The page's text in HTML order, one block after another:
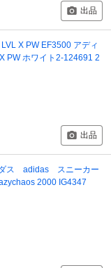
出品
X PW EF3500 アディ
PW ホワイト2-124691 2
出品
ダス adidas スニーカー
2000 IG4347